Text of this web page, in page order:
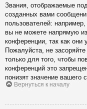
Звания, отображаемые
созданных вами
пользователей:
вы не можете напрямую
конференции, так как они
Пожалуйста, не
только для того, чтобы
конференций это
понизят значение вашего
Вернуться к началу